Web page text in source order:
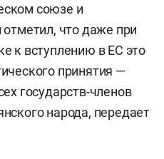
союзе и
что даже при
к вступлению в ЕС это
принятия —
государств-членов
народа, передает